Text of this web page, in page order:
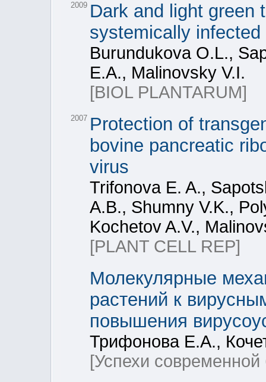
2009 Dark and light green
systemically
Burundukova O.L.,
E.A., Malinovsky V.I.
[BIOL PLANTARUM]
2007 Protection of
bovine pancreatic
virus
Trifonova E. A.,
A.B., Shumny V.K.,
Kochetov A.V.,
[PLANT CELL REP]
Молекулярные
растений к
повышения
Трифонова Е.А.,
[Успехи современной